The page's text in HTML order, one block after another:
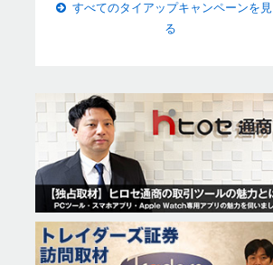
すべてのタイアップキャンペーンを見
る